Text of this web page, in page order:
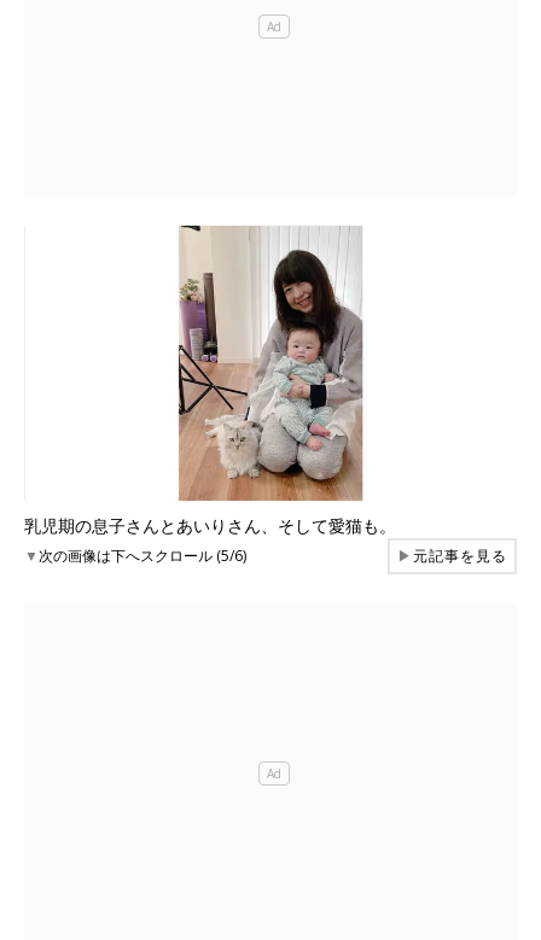
乳児期の息子さんとあいりさん、そして愛猫も。
▼次の画像は下へスクロール (5/6) ▶元記事を見る